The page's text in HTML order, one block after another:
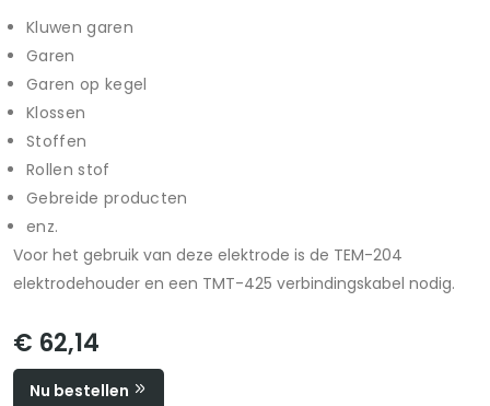
Kluwen garen
Garen
Garen op kegel
Klossen
Stoffen
Rollen stof
Gebreide producten
enz.
Voor het gebruik van deze elektrode is de TEM-204
elektrodehouder en een TMT-425 verbindingskabel nodig.
€ 62,14
Nu bestellen